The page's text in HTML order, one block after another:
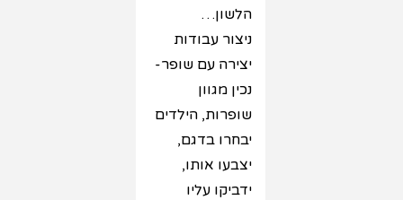
הלשון…
ניצור עבודות
יצירה עם שופר-
נכין מגוון
שופרות, הילדים
יבחרו בדגם,
יצבעו אותו,
ידביקו עליו